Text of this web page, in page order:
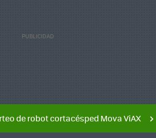
de robot cortacésped Mova ViAX